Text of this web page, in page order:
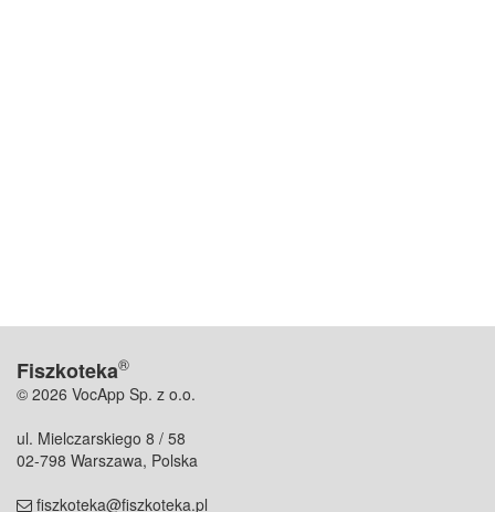
Fiszkoteka®
© 2026 VocApp Sp. z o.o.
ul. Mielczarskiego 8 / 58
02-798 Warszawa, Polska
fiszkoteka@fiszkoteka.pl